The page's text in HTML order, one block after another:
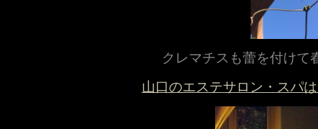
クレマチスも蕾を付けて
山口のエステサロン・スパ